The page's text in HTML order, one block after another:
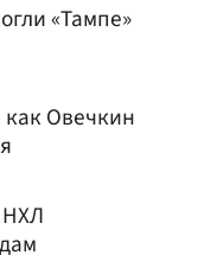
«Тампе»
как Овечкин
НХЛ